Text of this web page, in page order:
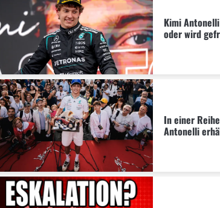
Kimi
oder wird
In einer
Antonelli